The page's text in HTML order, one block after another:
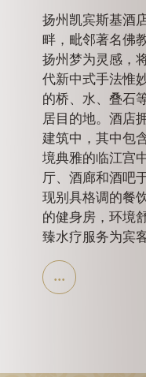
扬州凯宾斯基酒
畔，毗邻著名佛
扬州梦为灵感，
代新中式手法惟
的桥、水、叠石
居目的地。酒店
建筑中，其中包
境典雅的临江宫
厅、酒廊和酒吧
现别具格调的餐
的健身房，环境
臻水疗服务为宾